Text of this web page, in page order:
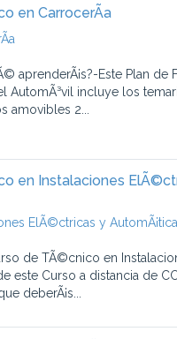
en CarrocerÃ­a
aprenderÃ¡s?-Este Plan de
AutomÃ³vil incluye los
amovibles 2...
en Instalaciones
ElÃ©ctricas y
de TÃ©cnico en
este Curso a distancia de
deberÃ¡s...